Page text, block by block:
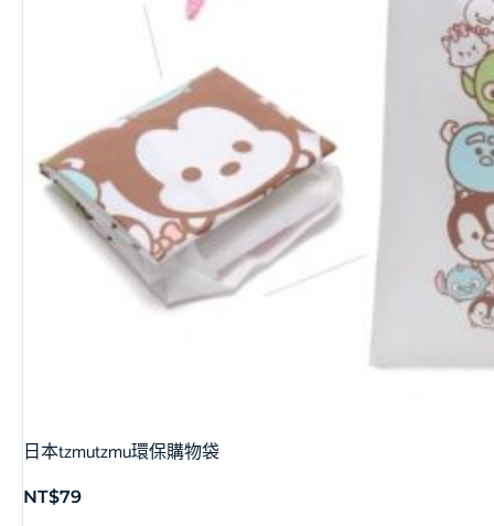
日本tzmutzmu環保購物袋
NT$79